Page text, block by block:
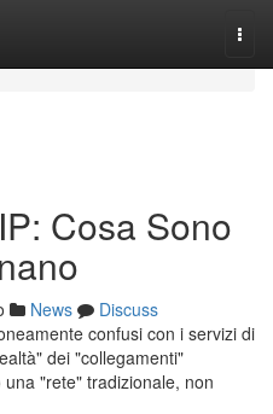
Cosa Sono
News
Discuss
confusi con i servizi di
dei "collegamenti"
"rete" tradizionale, non